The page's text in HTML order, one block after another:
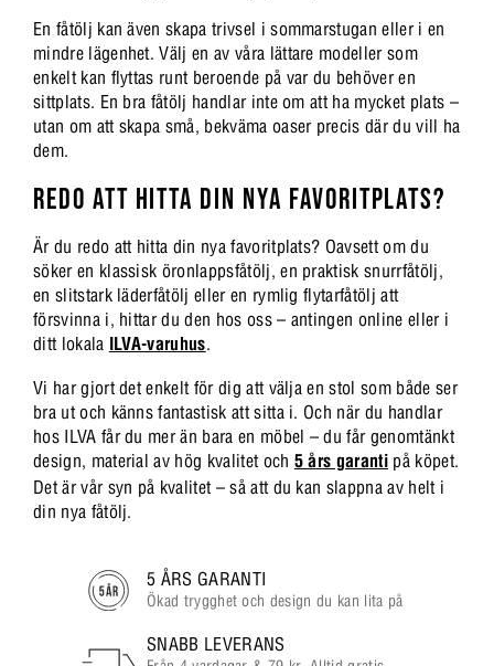
En fåtölj kan även skapa trivsel i sommarstugan eller i en
mindre lägenhet. Välj en av våra lättare modeller som
enkelt kan flyttas runt beroende på var du behöver en
sittplats. En bra fåtölj handlar inte om att ha mycket plats –
utan om att skapa små, bekväma oaser precis där du vill ha
dem.
REDO ATT HITTA DIN NYA FAVORITPLATS?
Är du redo att hitta din nya favoritplats? Oavsett om du
söker en klassisk öronlappsfåtölj, en praktisk snurrfåtölj,
en slitstark läderfåtölj eller en rymlig flytarfåtölj att
försvinna i, hittar du den hos oss – antingen online eller i
ditt lokala ILVA-varuhus.
Vi har gjort det enkelt för dig att välja en stol som både ser
bra ut och känns fantastisk att sitta i. Och när du handlar
hos ILVA får du mer än bara en möbel – du får genomtänkt
design, material av hög kvalitet och 5 års garanti på köpet.
Det är vår syn på kvalitet – så att du kan slappna av helt i
din nya fåtölj.
5 ÅRS GARANTI
Ökad trygghet och design du kan lita på
SNABB LEVERANS